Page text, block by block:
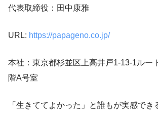
代表取締役：田中康雅
URL: https://papageno.co.jp/
本社：東京都杉並区上高井戸1-13-1ルー
階A号室
「生きててよかった」と誰もが実感でき